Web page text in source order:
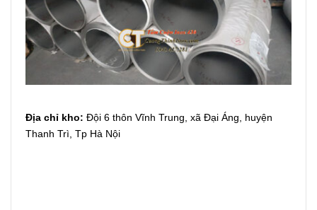
Địa chỉ kho: Đội 6 thôn Vĩnh Trung, xã Đại Áng, huyện
Thanh Trì, Tp Hà Nội